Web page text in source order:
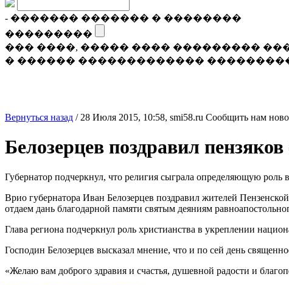
- ������� ������� � ��������
���������
��� ����, ����� ���� ���������
� ������ �������������
Вернуться назад / 28 Июля 2015, 10:58, smi58.ru Сообщить нам
Белозерцев поздравил
Губернатор подчеркнул, что религия сыграла определяющую роль
Врио губернатора Иван Белозерцев поздравил жителей
отдаем дань благодарной памяти святым деяниям
Глава региона подчеркнул роль христианства в укреплении
Господин Белозерцев высказал мнение, что и по сей день
«Желаю вам доброго здравия и счастья, душевной радости и